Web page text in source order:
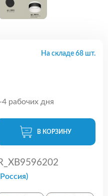
На складе 68 шт.
рабочих дня
В КОРЗИНУ